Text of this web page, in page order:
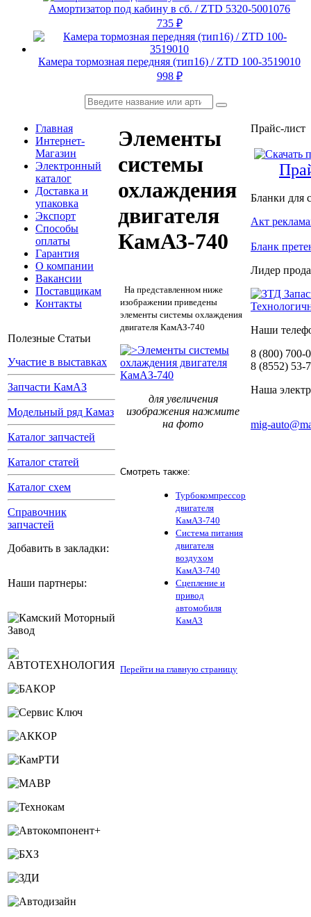
Амортизатор под кабину в сб. / ZTD 5320-5001076
735 ₽
Камера тормозная передняя (тип16) / ZTD 100-3519010
998 ₽
Главная
Интернет-
Магазин
Электронный
каталог
Доставка и
упаковка
Экспорт
Способы
оплаты
Гарантия
О компании
Вакансии
Поставщикам
Контакты
Полезные Статьи
Участие в выставках
Запчасти КамАЗ
Модельный ряд Камаз
Каталог запчастей
Каталог статей
Каталог схем
Справочник
запчастей
Добавить в закладки:
Наши партнеры:
Элементы
системы
охлаждения
двигателя
КамАЗ-740
На представленном ниже
изображении приведены
элементы системы охлаждения
двигателя КамАЗ-740
для увеличения
изображения нажмите
на фото
Смотреть также:
Турбокомпрессор
двигателя
КамАЗ-740
Система питания
двигателя
воздухом
КамАЗ-740
Сцепление и
привод
автомобиля
КамАЗ
Перейти на главную страницу
Прайс-лист
Бланки для
Акт
Бланк
Лидер
Наши
8 (800) 700-
8 (8552) 53-
Наша
mig-